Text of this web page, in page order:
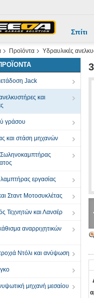
Σπίτι
Προϊόντα Υδραυλικές
Jack
και
γράσου
και στάση μηχανών
εργασίας
Σταντ Μοτοσυκλέτας
Τεχνητών και Λανσέρ
αναρριχητικών
Ντόλι και ανύψωση
μηχανή μεσαίου